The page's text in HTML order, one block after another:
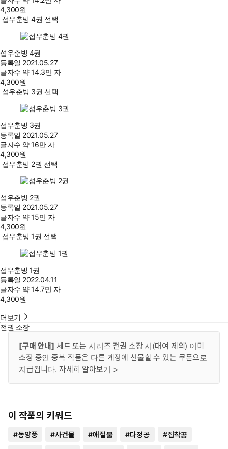
4,300원
섭우춘빙 4권 선택
섭우춘빙 4권
등록일 2021.05.27
글자수 약 14.3만 자
4,300원
섭우춘빙 3권 선택
섭우춘빙 3권
등록일 2021.05.27
글자수 약 16만 자
4,300원
섭우춘빙 2권 선택
섭우춘빙 2권
등록일 2021.05.27
글자수 약 15만 자
4,300원
섭우춘빙 1권 선택
섭우춘빙 1권
등록일 2022.04.11
글자수 약 14.7만 자
4,300원
더보기
전권 소장
[구매 안내] 세트 또는 시리즈 전권 소장 시(대여 제외) 이미
소장 중인 중복 작품은 다른 계정에 선물할 수 있는 쿠폰으로
지급됩니다. 자세히 알아보기 >
이 작품의 키워드
#동양풍 #사건물 #애절물 #다정공 #집착공